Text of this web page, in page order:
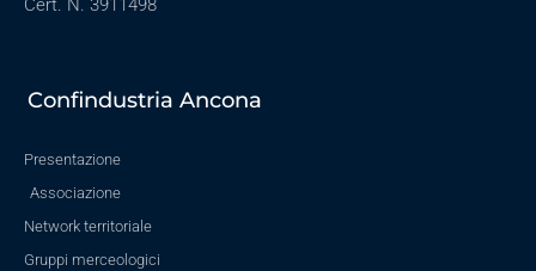
Cert. N. 3911498
Confindustria Ancona
Presentazione
Associazione
Network territoriale
Gruppi merceologici